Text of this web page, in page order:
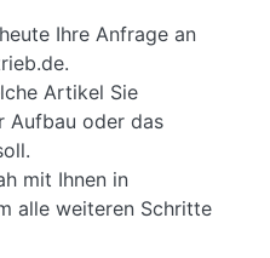
Ihre Anfrage an
Artikel Sie
Aufbau oder das
mit Ihnen in
alle weiteren Schritte